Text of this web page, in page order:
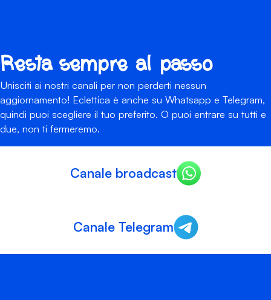
Resta sempre al passo
Unisciti ai nostri canali per non perderti nessun
aggiornamento! Eclettica è anche su Whatsapp e Telegram,
quindi puoi scegliere il tuo preferito. O puoi entrare su tutti e
due, non ti fermeremo.
Canale broadcast
Canale Telegram